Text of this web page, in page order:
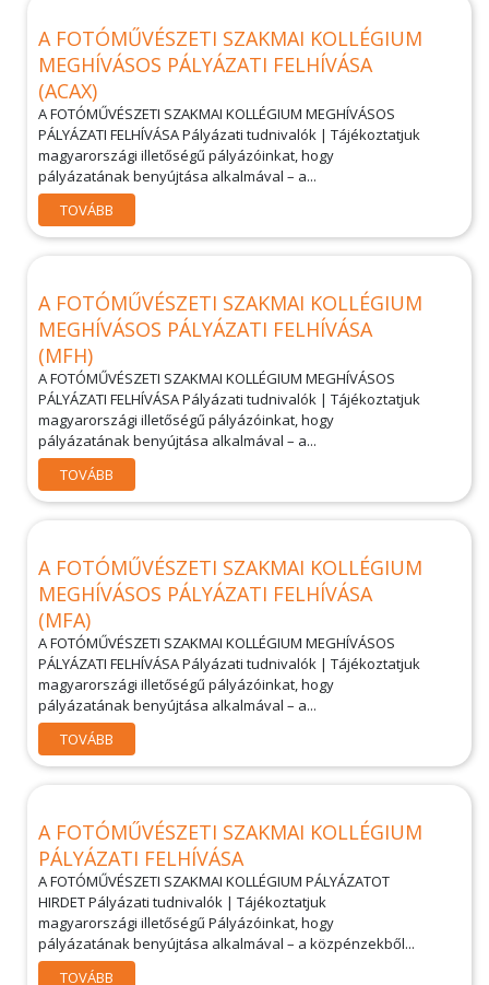
A FOTÓMŰVÉSZETI SZAKMAI KOLLÉGIUM
MEGHÍVÁSOS PÁLYÁZATI FELHÍVÁSA
(ACAX)
A FOTÓMŰVÉSZETI SZAKMAI KOLLÉGIUM MEGHÍVÁSOS
PÁLYÁZATI FELHÍVÁSA Pályázati tudnivalók | Tájékoztatjuk
magyarországi illetőségű pályázóinkat, hogy
pályázatának benyújtása alkalmával – a...
TOVÁBB
A FOTÓMŰVÉSZETI SZAKMAI KOLLÉGIUM
MEGHÍVÁSOS PÁLYÁZATI FELHÍVÁSA
(MFH)
A FOTÓMŰVÉSZETI SZAKMAI KOLLÉGIUM MEGHÍVÁSOS
PÁLYÁZATI FELHÍVÁSA Pályázati tudnivalók | Tájékoztatjuk
magyarországi illetőségű pályázóinkat, hogy
pályázatának benyújtása alkalmával – a...
TOVÁBB
A FOTÓMŰVÉSZETI SZAKMAI KOLLÉGIUM
MEGHÍVÁSOS PÁLYÁZATI FELHÍVÁSA
(MFA)
A FOTÓMŰVÉSZETI SZAKMAI KOLLÉGIUM MEGHÍVÁSOS
PÁLYÁZATI FELHÍVÁSA Pályázati tudnivalók | Tájékoztatjuk
magyarországi illetőségű pályázóinkat, hogy
pályázatának benyújtása alkalmával – a...
TOVÁBB
A FOTÓMŰVÉSZETI SZAKMAI KOLLÉGIUM
PÁLYÁZATI FELHÍVÁSA
A FOTÓMŰVÉSZETI SZAKMAI KOLLÉGIUM PÁLYÁZATOT
HIRDET Pályázati tudnivalók | Tájékoztatjuk
magyarországi illetőségű Pályázóinkat, hogy
pályázatának benyújtása alkalmával – a közpénzekből...
TOVÁBB